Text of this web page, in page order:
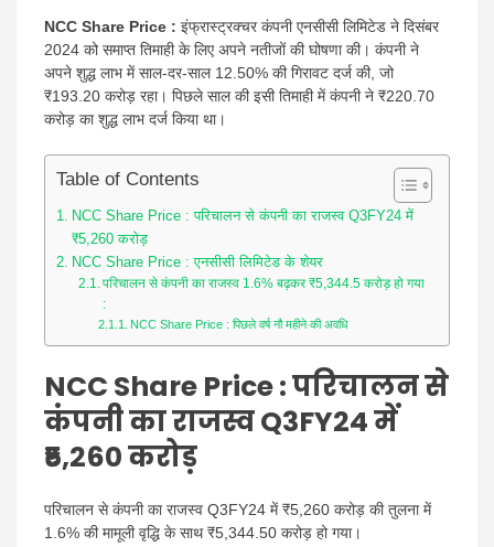
NCC Share Price : इंफ्रास्ट्रक्चर कंपनी एनसीसी लिमिटेड ने दिसंबर
2024 को समाप्त तिमाही के लिए अपने नतीजों की घोषणा की। कंपनी ने
अपने शुद्ध लाभ में साल-दर-साल 12.50% की गिरावट दर्ज की, जो
₹193.20 करोड़ रहा। पिछले साल की इसी तिमाही में कंपनी ने ₹220.70
करोड़ का शुद्ध लाभ दर्ज किया था।
Table of Contents
NCC Share Price : परिचालन से कंपनी का राजस्व Q3FY24 में
₹5,260 करोड़
NCC Share Price : एनसीसी लिमिटेड के शेयर
परिचालन से कंपनी का राजस्व 1.6% बढ़कर ₹5,344.5 करोड़ हो गया
:
NCC Share Price : पिछले वर्ष नौ महीने की अवधि
NCC Share Price :परिचालन से
कंपनी का राजस्व Q3FY24 में
₹5,260 करोड़
परिचालन से कंपनी का राजस्व Q3FY24 में ₹5,260 करोड़ की तुलना में
1.6% की मामूली वृद्धि के साथ ₹5,344.50 करोड़ हो गया।